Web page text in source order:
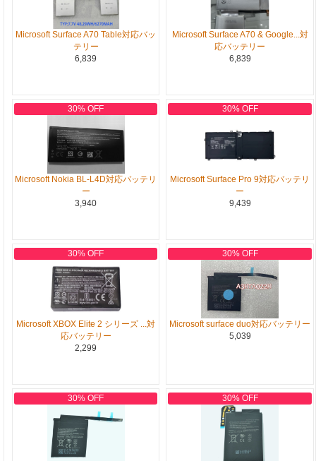
Microsoft Surface A70 Table対応バッ
テリー
6,839
Microsoft Surface A70 & Google...対
応バッテリー
6,839
30% OFF
Microsoft Nokia BL-L4D対応バッテリ
ー
3,940
30% OFF
Microsoft Surface Pro 9対応バッテリ
ー
9,439
30% OFF
Microsoft XBOX Elite 2 シリーズ ...対
応バッテリー
2,299
30% OFF
Microsoft surface duo対応バッテリー
5,039
30% OFF 30% OFF